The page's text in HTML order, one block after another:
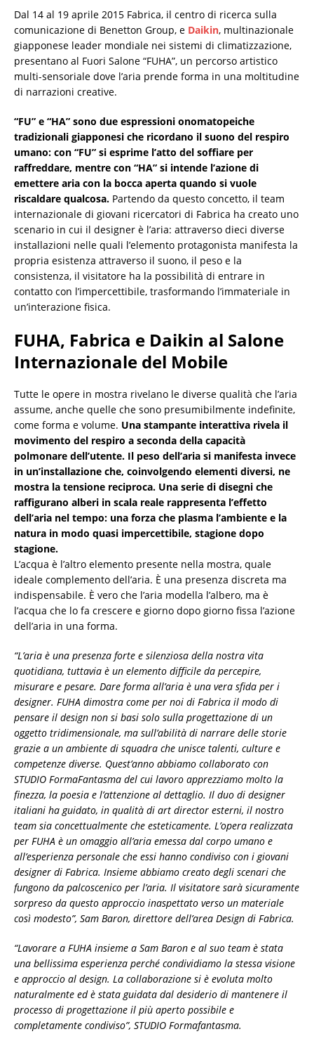
Dal 14 al 19 aprile 2015 Fabrica, il centro di ricerca sulla
comunicazione di Benetton Group, e Daikin, multinazionale
giapponese leader mondiale nei sistemi di climatizzazione,
presentano al Fuori Salone “FUHA”, un percorso artistico
multi-sensoriale dove l’aria prende forma in una moltitudine
di narrazioni creative.
“FU” e “HA” sono due espressioni onomatopeiche
tradizionali giapponesi che ricordano il suono del respiro
umano: con “FU” si esprime l’atto del soffiare per
raffreddare, mentre con “HA” si intende l’azione di
emettere aria con la bocca aperta quando si vuole
riscaldare qualcosa. Partendo da questo concetto, il team
internazionale di giovani ricercatori di Fabrica ha creato uno
scenario in cui il designer è l’aria: attraverso dieci diverse
installazioni nelle quali l’elemento protagonista manifesta la
propria esistenza attraverso il suono, il peso e la
consistenza, il visitatore ha la possibilità di entrare in
contatto con l’impercettibile, trasformando l’immateriale in
un’interazione fisica.
FUHA, Fabrica e Daikin al Salone
Internazionale del Mobile
Tutte le opere in mostra rivelano le diverse qualità che l’aria
assume, anche quelle che sono presumibilmente indefinite,
come forma e volume. Una stampante interattiva rivela il
movimento del respiro a seconda della capacità
polmonare dell’utente. Il peso dell’aria si manifesta invece
in un’installazione che, coinvolgendo elementi diversi, ne
mostra la tensione reciproca. Una serie di disegni che
raffigurano alberi in scala reale rappresenta l’effetto
dell’aria nel tempo: una forza che plasma l’ambiente e la
natura in modo quasi impercettibile, stagione dopo
stagione.
L’acqua è l’altro elemento presente nella mostra, quale
ideale complemento dell’aria. È una presenza discreta ma
indispensabile. È vero che l’aria modella l’albero, ma è
l’acqua che lo fa crescere e giorno dopo giorno fissa l’azione
dell’aria in una forma.
“L’aria è una presenza forte e silenziosa della nostra vita
quotidiana, tuttavia è un elemento difficile da percepire,
misurare e pesare. Dare forma all’aria è una vera sfida per i
designer. FUHA dimostra come per noi di Fabrica il modo di
pensare il design non si basi solo sulla progettazione di un
oggetto tridimensionale, ma sull’abilità di narrare delle storie
grazie a un ambiente di squadra che unisce talenti, culture e
competenze diverse. Quest’anno abbiamo collaborato con
STUDIO FormaFantasma del cui lavoro apprezziamo molto la
finezza, la poesia e l’attenzione al dettaglio. Il duo di designer
italiani ha guidato, in qualità di art director esterni, il nostro
team sia concettualmente che esteticamente. L’opera realizzata
per FUHA è un omaggio all’aria emessa dal corpo umano e
all’esperienza personale che essi hanno condiviso con i giovani
designer di Fabrica. Insieme abbiamo creato degli scenari che
fungono da palcoscenico per l’aria. Il visitatore sarà sicuramente
sorpreso da questo approccio inaspettato verso un materiale
così modesto”, Sam Baron, direttore dell’area Design di Fabrica.
“Lavorare a FUHA insieme a Sam Baron e al suo team è stata
una bellissima esperienza perché condividiamo la stessa visione
e approccio al design. La collaborazione si è evoluta molto
naturalmente ed è stata guidata dal desiderio di mantenere il
processo di progettazione il più aperto possibile e
completamente condiviso”, STUDIO Formafantasma.